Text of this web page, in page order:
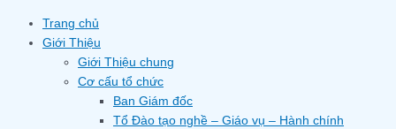
Trang chủ
Giới Thiệu
Giới Thiệu chung
Cơ cấu tổ chức
Ban Giám đốc
Tổ Đào tạo nghề – Giáo vụ – Hành chính